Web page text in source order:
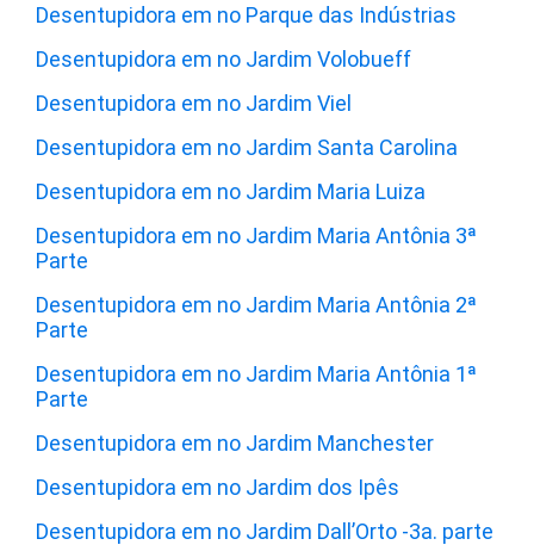
Desentupidora em no Parque das Indústrias
Desentupidora em no Jardim Volobueff
Desentupidora em no Jardim Viel
Desentupidora em no Jardim Santa Carolina
Desentupidora em no Jardim Maria Luiza
Desentupidora em no Jardim Maria Antônia 3ª
Parte
Desentupidora em no Jardim Maria Antônia 2ª
Parte
Desentupidora em no Jardim Maria Antônia 1ª
Parte
Desentupidora em no Jardim Manchester
Desentupidora em no Jardim dos Ipês
Desentupidora em no Jardim Dall’Orto -3a. parte